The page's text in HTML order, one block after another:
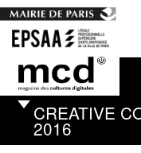
CREATIVE
2016